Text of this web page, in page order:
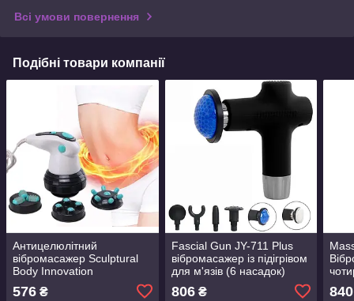
Всі умови повернення
Подібні товари компанії
Антицелюлітний
вібромасажер Sculptural
Body Innovation
576 ₴
Fascial Gun JY-711 Plus
вібромасажер із підігрівом
для м'язів (6 насадок)
806₴ 840